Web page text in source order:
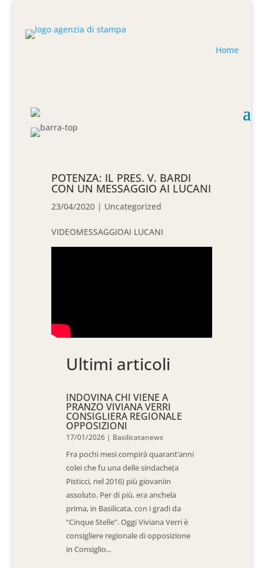
Home
POTENZA: IL PRES. V. BARDI
CON UN MESSAGGIO AI LUCANI
23/04/2020 | Uncategorized
VIDEOMESSAGGIOAI LUCANI
Ultimi articoli
INDOVINA CHI VIENE A
PRANZO VIVIANA VERRI
CONSIGLIERA REGIONALE
OPPOSIZIONI
17/01/2026 | Basilicatanews
Fra pochi mesi compirà quarant’anni
colei che fu una delle sindache(a
Pisticci, nel 2016) più giovaniin
assoluto. Per di più, era anchela
prima, in Basilicata, con i gradi da
“Cinque Stelle”. Oggi Viviana Verri è
consigliere regionale di opposizione
in Consiglio...